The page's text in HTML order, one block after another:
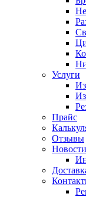
Услуги
Прайс
Отзывы
Новости